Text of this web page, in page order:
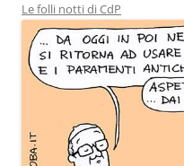
Le folli notti di CdP